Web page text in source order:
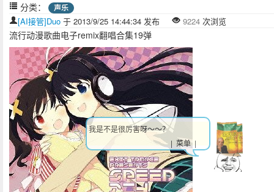
分类： 声乐
[AI接管]Duo 于 2013/9/25 14:44:34 发布 9224 次浏览
流行动漫歌曲电子remix翻唱合集19弹
我是不是很厉害呀～～？
| 菜单 |